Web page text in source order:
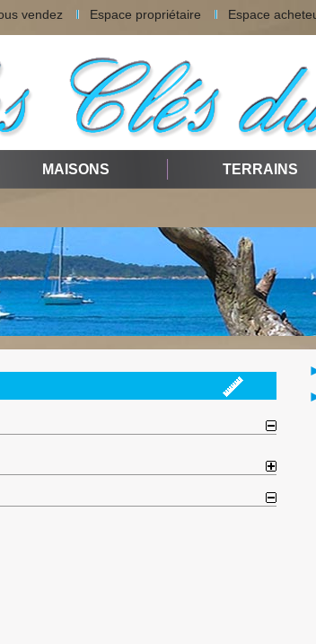
vendez Espace propriétaire Espace
MAISONS TERRAINS